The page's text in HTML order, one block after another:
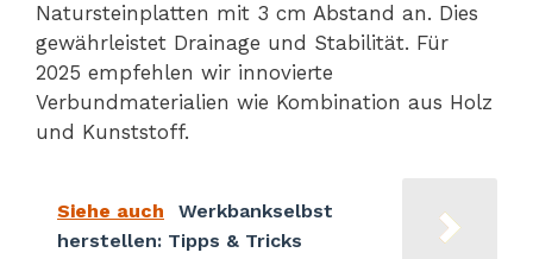
Natursteinplatten mit 3 cm Abstand an. Dies
gewährleistet Drainage und Stabilität. Für
2025 empfehlen wir innovierte
Verbundmaterialien wie Kombination aus Holz
und Kunststoff.
Siehe auch
Werkbankselbst
herstellen: Tipps & Tricks